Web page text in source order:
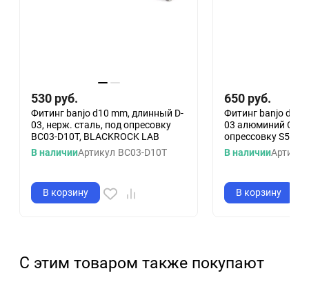
530 руб.
Фитинг banjo d10 mm, длинный D-
03, нерж. сталь, под опресовку
BC03-D10T, BLACKROCK LAB
В наличииАртикул BC03-D10T
В корзину
650 руб.
Фитинг banjo d10
03 алюминий
опрессовку
В наличииАртикул
В корзину
С этим товаром также покупают